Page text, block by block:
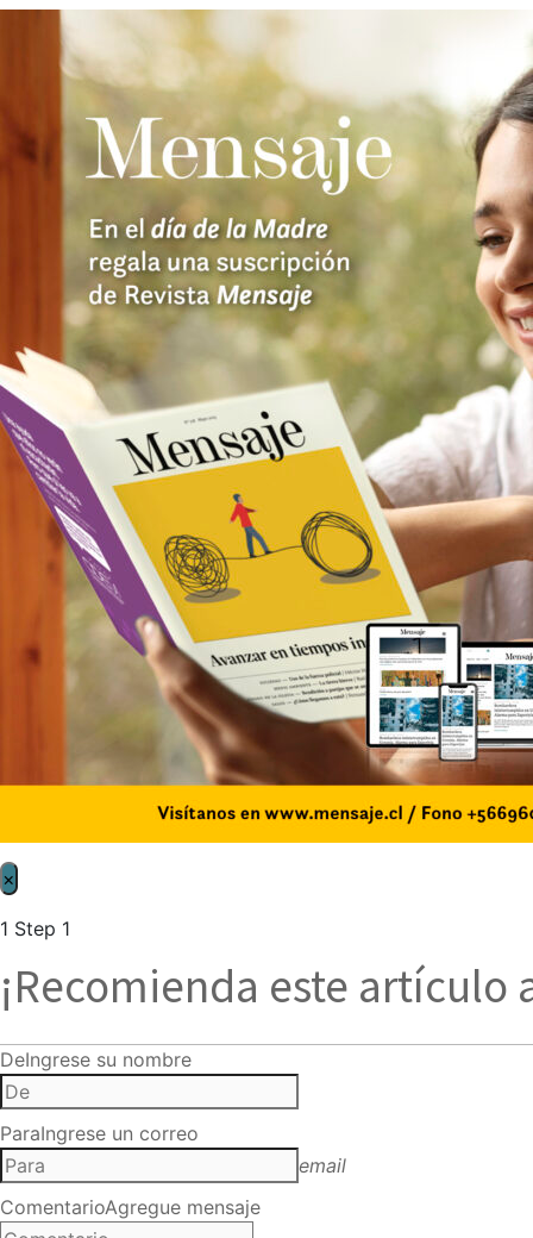
×
1 Step 1
¡Recomienda este artículo
DeIngrese su nombre
ParaIngrese un correo
email
ComentarioAgregue mensaje